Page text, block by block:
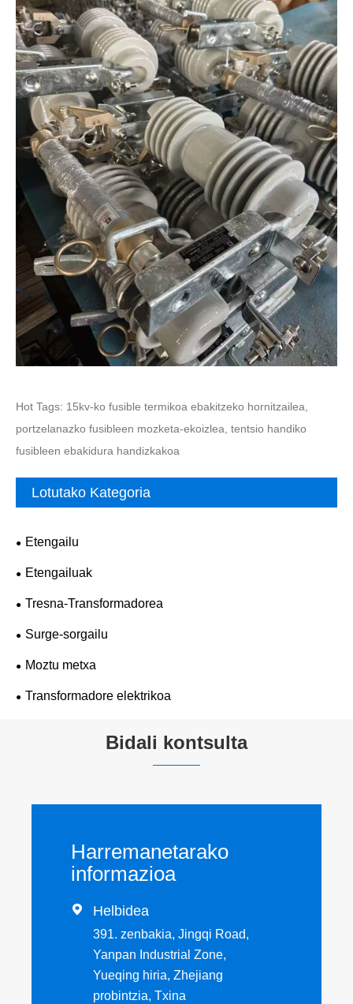
Hot Tags: 15kv-ko fusible termikoa ebakitzeko hornitzailea,
portzelanazko fusibleen mozketa-ekoizlea, tentsio handiko
fusibleen ebakidura handizkakoa
Lotutako Kategoria
Etengailu
Etengailuak
Tresna-Transformadorea
Surge-sorgailu
Moztu metxa
Transformadore elektrikoa
Bidali kontsulta
Harremanetarako
informazioa
 Helbidea
391. zenbakia, Jingqi Road,
Yanpan Industrial Zone,
Yueqing hiria, Zhejiang
probintzia, Txina